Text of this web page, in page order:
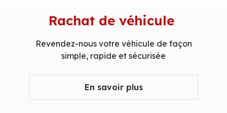
Rachat de véhicule
Revendez-nous votre véhicule de façon
simple, rapide et sécurisée
En savoir plus